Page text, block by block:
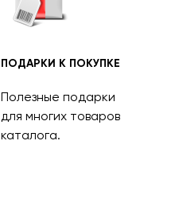
ПОДАРКИ К ПОКУПКЕ
Полезные подарки
для многих товаров
каталога.